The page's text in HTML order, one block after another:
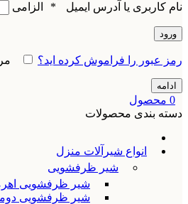
نام کاربری یا آدرس ایمیل * الزامی
ورود
رمز عبور را فراموش کرده اید؟
ادامه
0 محصول
دسته بندی محصولات
انواع شیرآلات منزل
شیر ظرفشویی
شیر ظرفشویی
شیر ظرفشویی